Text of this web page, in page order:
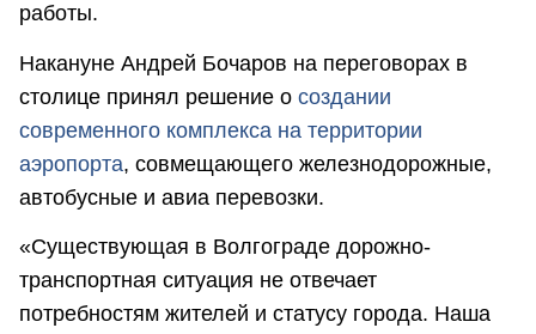
работы.
Накануне Андрей Бочаров на переговорах в
столице принял решение о создании
современного комплекса на территории
аэропорта, совмещающего железнодорожные,
автобусные и авиа перевозки.
«Существующая в Волгограде дорожно-
транспортная ситуация не отвечает
потребностям жителей и статусу города. Наша